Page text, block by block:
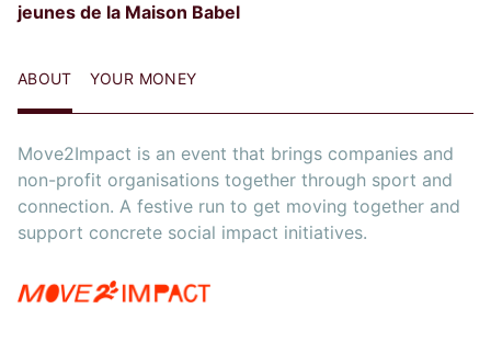
jeunes de la Maison Babel
ABOUT YOUR MONEY
Move2Impact is an event that brings companies and
non-profit organisations together through sport and
connection. A festive run to get moving together and
support concrete social impact initiatives.